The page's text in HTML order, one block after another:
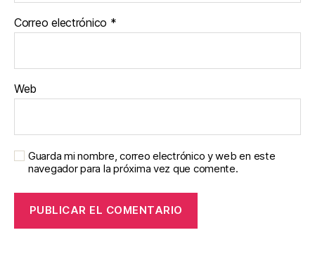
Correo electrónico *
Web
Guarda mi nombre, correo electrónico y web en este
navegador para la próxima vez que comente.